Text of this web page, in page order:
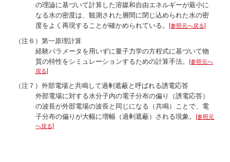
の理論に基づいて計算した溶媒和自由エネルギーが最小に
なる水の密度は、観測された層間に閉じ込められた水の密
度をよく再現することが確かめられている。
[参照元へ戻る]
（注６）第一原理計算
経験パラメータを用いずに量子力学の方程式に基づいて物
質の特性をシミュレーションするための計算手法。
[参照元へ
戻る]
（注７）外部電場と共鳴して過剰遮蔽と呼ばれる誘電応答
外部電場に対する水分子内の電子分布の偏り（誘電応答）
の波長が外部電場の波長と同じになる（共鳴）ことで、電
子分布の偏りが大幅に増幅（過剰遮蔽）される現象。
[参照元
へ戻る]